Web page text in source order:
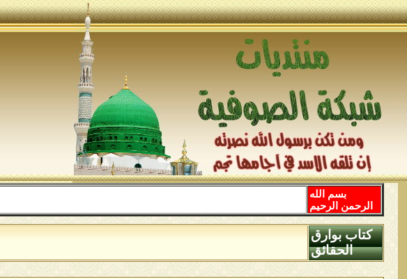
بسم الله
الرحمن الرحيم
كتاب بوارق
الحقائق